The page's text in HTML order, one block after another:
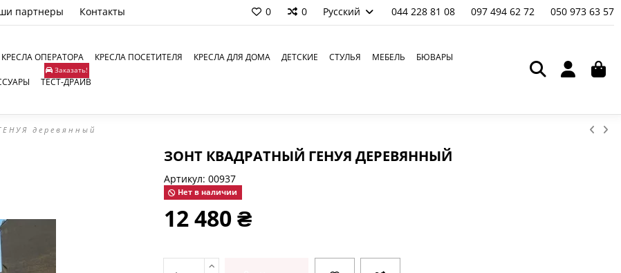
партнеры Контакты 0 0 Русский 044 228 81 08 097 494 62 72 050 973 63 57
КРЕСЛА ОПЕРАТОРА КРЕСЛА ПОСЕТИТЕЛЯ КРЕСЛА ДЛЯ ДОМА ДЕТСКИЕ СТУЛЬЯ МЕБЕЛЬ БЮВАРЫ
ТЕСТ-ДРАЙВ
Заказать!
деревянный
ЗОНТ КВАДРАТНЫЙ ГЕНУЯ ДЕРЕВЯННЫЙ
Артикул: 00937
Нет в наличии
12 480 ₴